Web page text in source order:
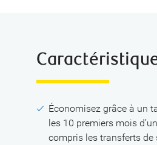
Économisez grâce à un
les 10 premiers mois
compris les transferts de